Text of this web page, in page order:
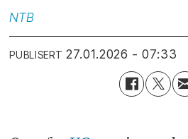
NTB
PUBLISERT 27.01.2026 - 07:33